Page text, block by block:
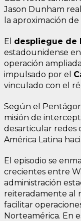
Jason Dunham
la aproximación de
El despliegue de
estadounidense
operación
impulsado por el
vinculado con el
Según el
misión de
desarticular redes
América Latina
El episodio se
crecientes entre
administración
reiteradamente al
facilitar
Norteamérica. En